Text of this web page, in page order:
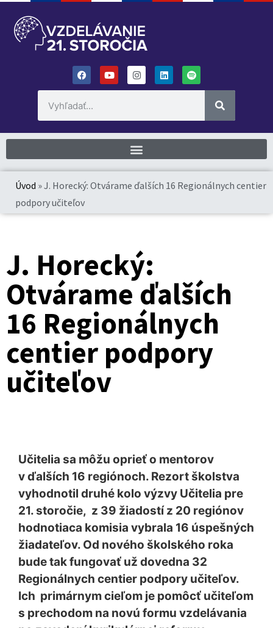
Úvod »J. Horecký: Otvárame ďalších 16 Regionálnych centier
podpory učiteľov
J. Horecký:
Otvárame ďalších
16 Regionálnych
centier podpory
učiteľov
Učitelia sa môžu oprieť o mentorov
v ďalších 16 regiónoch. Rezort školstva
vyhodnotil druhé kolo výzvy Učitelia pre
21. storočie, z 39 žiadostí z 20 regiónov
hodnotiaca komisia vybrala 16 úspešných
žiadateľov. Od nového školského roka
bude tak fungovať už dovedna 32
Regionálnych centier podpory učiteľov.
Ich primárnym cieľom je pomôcť učiteľom
s prechodom na novú formu vzdelávania